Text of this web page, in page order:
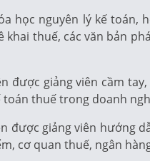
học nguyên lý kế
khai thuế, các văn bản
được giảng viên cầm
toán thuế trong doanh
được giảng viên hướng
cơ quan thuế, ngân